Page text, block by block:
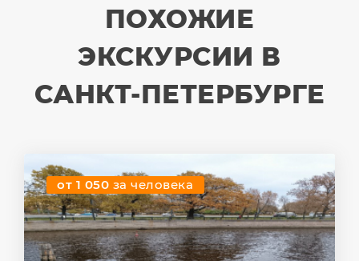
ПОХОЖИЕ
ЭКСКУРСИИ В
САНКТ-ПЕТЕРБУРГЕ
от 1 050 за человека